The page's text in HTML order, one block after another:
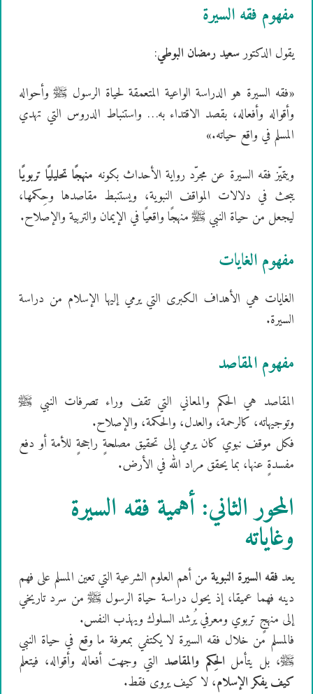
مفهوم فقه السيرة
يقول الدكتورسعيد رمضان البوطي:
«فقه السيرة هو الدراسة الواعية المتعمقة لحياة الرسول ﷺ وأحواله
وأقواله وأفعاله، بقصد الاقتداء به… واستنباط الدروس التي تهدي
المسلم في واقع حياته.»
ويتميّز فقه السيرة عن مجرّد رواية الأحداث بكونه منهجًا تحليليًا تربويًا
يبحث في دلالات المواقف النبوية، ويستنبط مقاصدها وحِكمها،
ليجعل من حياة النبي ﷺ منهجًا واقعيًا في الإيمان والتربية والإصلاح.
مفهوم الغايات
الغايات هي الأهداف الكبرى التي يرمي إليها الإسلام من دراسة
السيرة.
مفهوم المقاصد
المقاصد هي الحكم والمعاني التي تقف وراء تصرفات النبي ﷺ
وتوجيهاته، كالرحمة، والعدل، والحكمة، والإصلاح.
فكل موقف نبوي كان يرمي إلى تحقيق مصلحةٍ راجحةٍ للأمة أو دفع
مفسدةٍ عنها، بما يحقق مراد الله في الأرض.
المحور الثاني: أهمية فقه السيرة
وغاياته
يعد فقه السيرة النبويةمن أهم العلوم الشرعية التي تعين المسلم على فهم
دينه فهما عميقا، إذ يحول دراسة حياة الرسول ﷺ من سرد تاريخي
إلى منهجٍ تربوي ومعرفي يُرشد السلوك ويهذب النفس.
فالمسلم من خلال فقه السيرة لا يكتفي بمعرفة ما وقع في حياة النبي
ﷺ، بل يتأمل الحِكم والمقاصد التي وجهت أفعاله وأقواله، فيتعلم
كيف يفكر الإسلام، لا كيف يروى فقط.